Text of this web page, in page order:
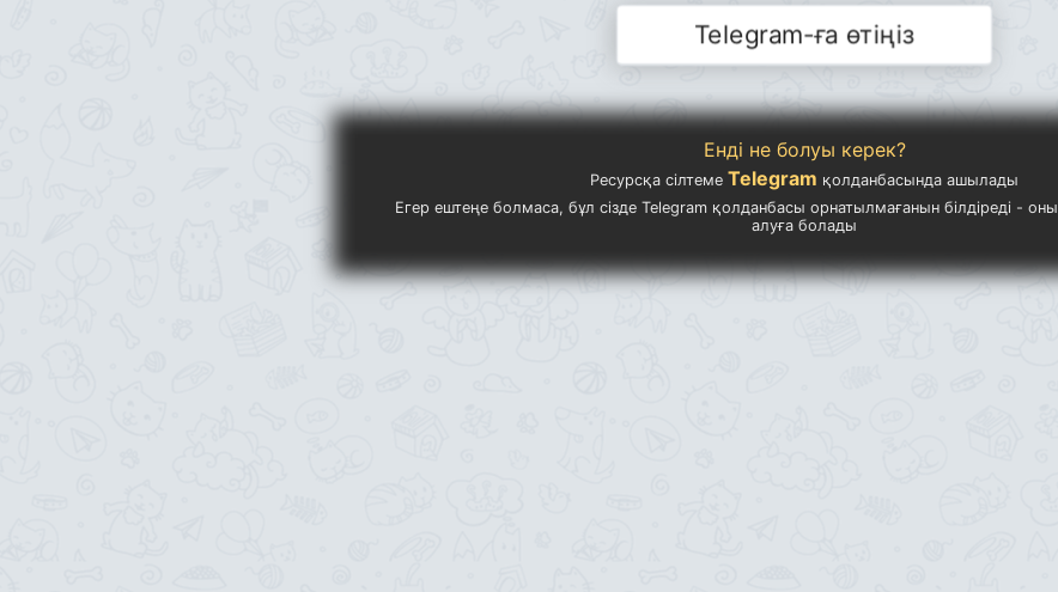
Telegram-ға өтіңіз
Енді не болуы керек?
Ресурсқа сілтеме Telegram қолданбасында ашылады
Егер ештеңе болмаса, бұл сізде Telegram қолданбасы орнатылмағанын білдіреді - оны
алуға болады